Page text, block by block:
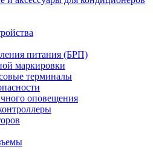
питания (БРП)
маркировки
терминалы
оповещения